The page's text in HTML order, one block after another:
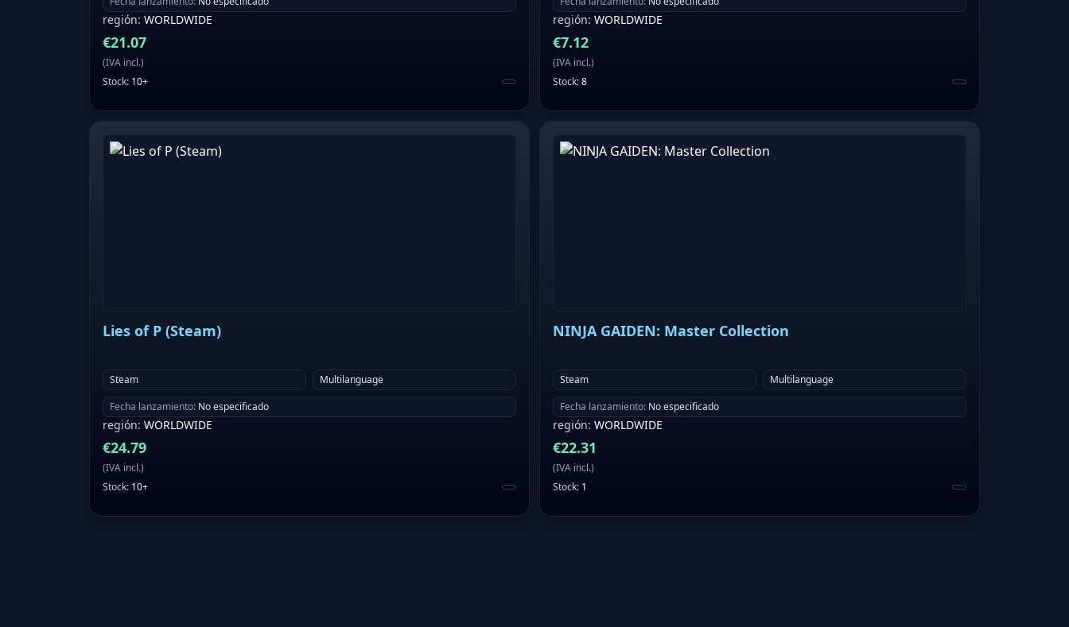
región: WORLDWIDE
€21.07
(IVA incl.)
Stock: 10+
región: WORLDWIDE
€7.12
(IVA incl.)
Stock:8
Lies of P (Steam)
Steam
Multilanguage
Fecha lanzamiento: No especificado
región: WORLDWIDE
€24.79
(IVA incl.)
Stock: 10+
NINJA GAIDEN: Master Collection
Steam
Multilanguage
Fecha lanzamiento: No especificado
región: WORLDWIDE
€22.31
(IVA incl.)
Stock: 1